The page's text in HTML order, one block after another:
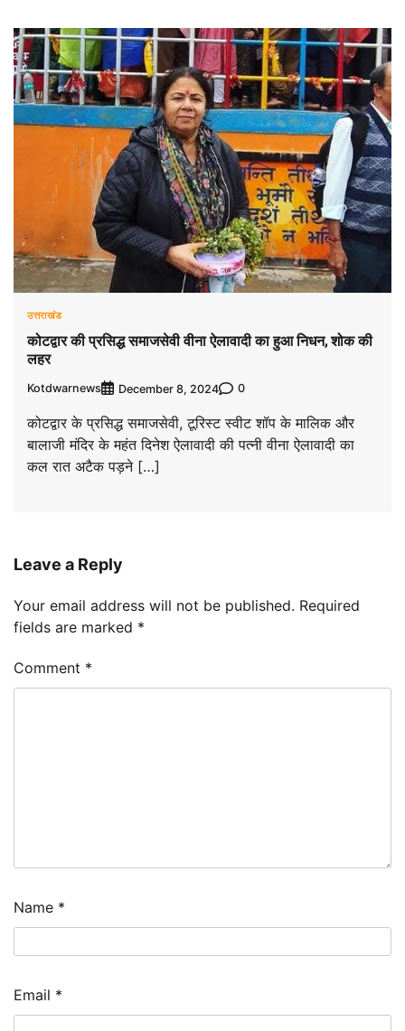
उत्तराखंड
कोटद्वार की प्रसिद्ध समाजसेवी वीना ऐलावादी का हुआ निधन, शोक की
लहर
Kotdwarnews December 8, 2024 0
कोटद्वार के प्रसिद्ध समाजसेवी, टूरिस्ट स्वीट शॉप के मालिक और
बालाजी मंदिर के महंत दिनेश ऐलावादी की पत्नी वीना ऐलावादी का
कल रात अटैक पड़ने […]
Leave a Reply
Your email address will not be published. Required
fields are marked *
Comment *
Name *
Email *